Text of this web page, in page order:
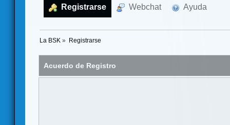
Registrarse Webchat Ayuda
La BSK » Registrarse
Acuerdo de Registro